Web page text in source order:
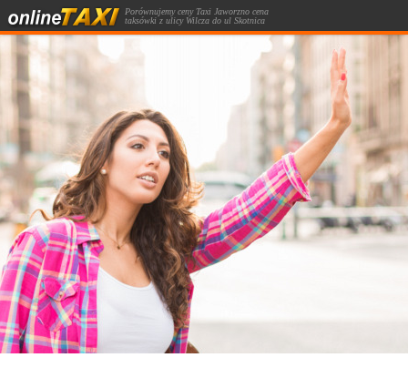
Porównujemy ceny Taxi Jaworzno cena
taksówki z ulicy Wilcza do ul Skotnica
kalkulator kursów taksówką.